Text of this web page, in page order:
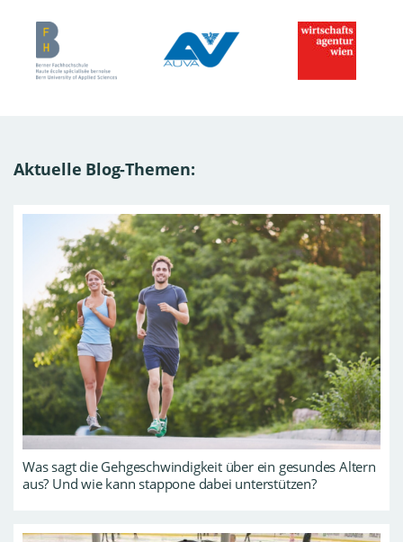
Aktuelle Blog-Themen:
Was sagt die Gehgeschwindigkeit über ein gesundes Altern
aus? Und wie kann stappone dabei unterstützen?